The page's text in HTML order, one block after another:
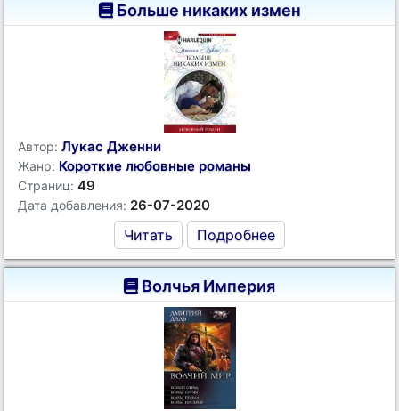
Больше никаких измен
Автор: Лукас Дженни
Жанр: Короткие любовные романы
Страниц: 49
Дата добавления: 26-07-2020
Читать Подробнее
Волчья Империя